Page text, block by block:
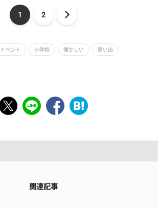
1 2
イベント 小学校 懐かしい 思い出
関連記事